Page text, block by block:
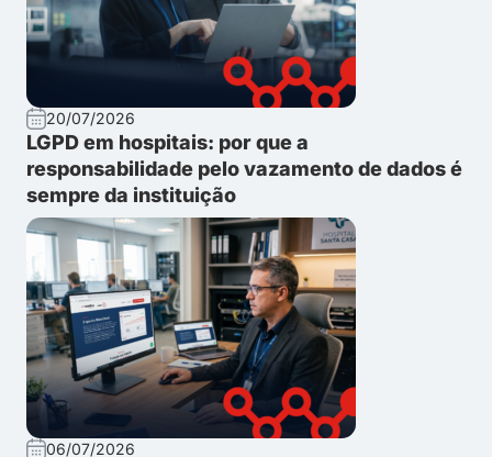
20/07/2026
LGPD em hospitais: por que a
responsabilidade pelo vazamento de dados é
sempre da instituição
06/07/2026